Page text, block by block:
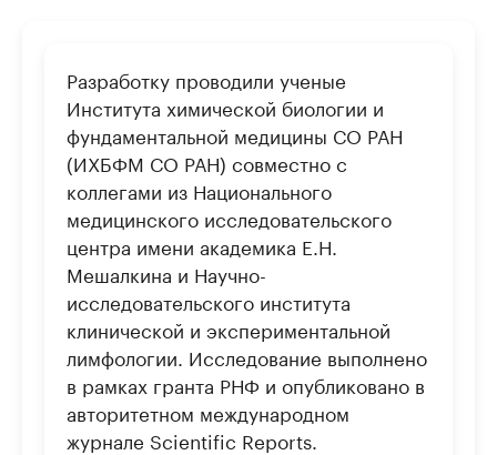
Разработку проводили ученые
Института химической биологии и
фундаментальной медицины СО РАН
(ИХБФМ СО РАН) совместно с
коллегами из Национального
медицинского исследовательского
центра имени академика Е.Н.
Мешалкина и Научно-
исследовательского института
клинической и экспериментальной
лимфологии. Исследование выполнено
в рамках гранта РНФ и опубликовано в
авторитетном международном
журнале Scientific Reports.